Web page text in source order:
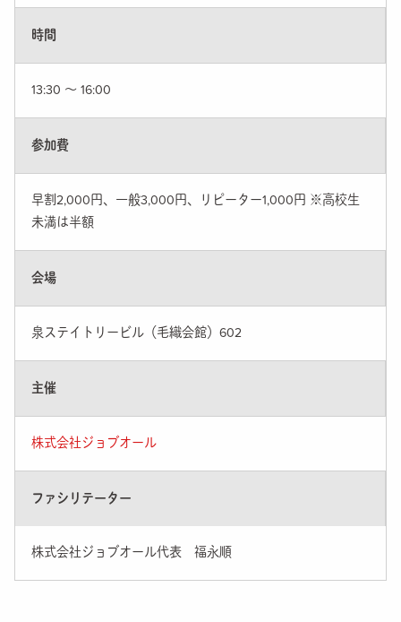
時間
13:30 〜 16:00
参加費
早割2,000円、一般3,000円、リピーター1,000円 ※高校生
未満は半額
会場
泉ステイトリービル（毛織会館）602
主催
株式会社ジョブオール
ファシリテーター
株式会社ジョブオール代表 福永順